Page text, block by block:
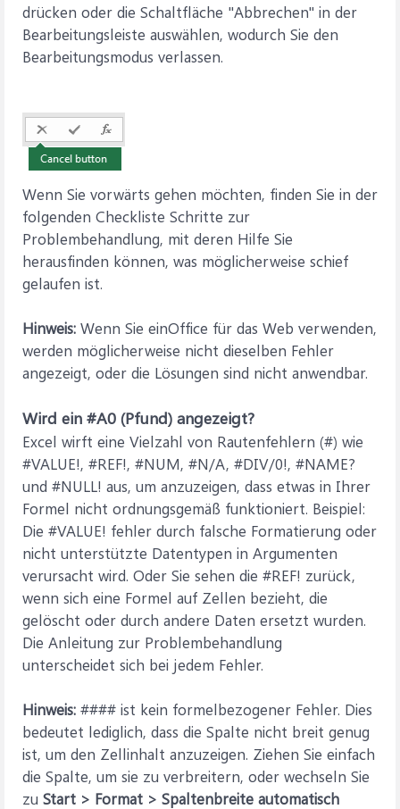
drücken oder die Schaltfläche "Abbrechen" in der
Bearbeitungsleiste auswählen, wodurch Sie den
Bearbeitungsmodus verlassen.
Wenn Sie vorwärts gehen möchten, finden Sie in der
folgenden Checkliste Schritte zur
Problembehandlung, mit deren Hilfe Sie
herausfinden können, was möglicherweise schief
gelaufen ist.
Hinweis: Wenn Sie einOffice für das Web verwenden,
werden möglicherweise nicht dieselben Fehler
angezeigt, oder die Lösungen sind nicht anwendbar.
Wird ein #A0 (Pfund) angezeigt?
Excel wirft eine Vielzahl von Rautenfehlern (#) wie
#VALUE!, #REF!, #NUM, #N/A, #DIV/0!, #NAME?
und #NULL! aus, um anzuzeigen, dass etwas in Ihrer
Formel nicht ordnungsgemäß funktioniert. Beispiel:
Die #VALUE! fehler durch falsche Formatierung oder
nicht unterstützte Datentypen in Argumenten
verursacht wird. Oder Sie sehen die #REF! zurück,
wenn sich eine Formel auf Zellen bezieht, die
gelöscht oder durch andere Daten ersetzt wurden.
Die Anleitung zur Problembehandlung
unterscheidet sich bei jedem Fehler.
Hinweis: #### ist kein formelbezogener Fehler. Dies
bedeutet lediglich, dass die Spalte nicht breit genug
ist, um den Zellinhalt anzuzeigen. Ziehen Sie einfach
die Spalte, um sie zu verbreitern, oder wechseln Sie
zu Start > Format > Spaltenbreite automatisch